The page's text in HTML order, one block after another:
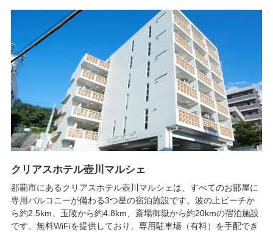
クリアスホテル壺川マルシェ
那覇市にあるクリアスホテル壺川マルシェは、すべてのお部屋に
専用バルコニーが備わる3つ星の宿泊施設です。波の上ビーチか
ら約2.5km、玉陵から約4.8km、斎場御嶽から約20kmの宿泊施設
です。無料WiFiを提供しており、専用駐車場（有料）を手配でき